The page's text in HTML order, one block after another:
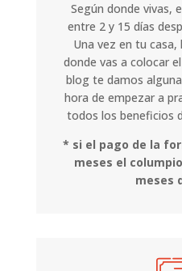
Según donde vivas,
entre 2 y 15 días
Una vez en tu
donde vas a colocar
blog te damos
hora de empezar a
todos los beneficios
* si el pago de la
meses el
meses